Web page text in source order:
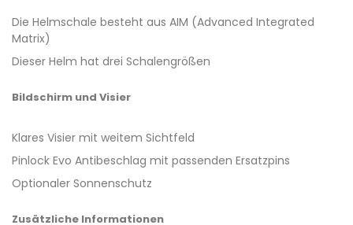
Die Helmschale besteht aus AIM (Advanced Integrated
Matrix)
Dieser Helm hat drei Schalengrößen
Bildschirm und Visier
Klares Visier mit weitem Sichtfeld
Pinlock Evo Antibeschlag mit passenden Ersatzpins
Optionaler Sonnenschutz
Zusätzliche Informationen